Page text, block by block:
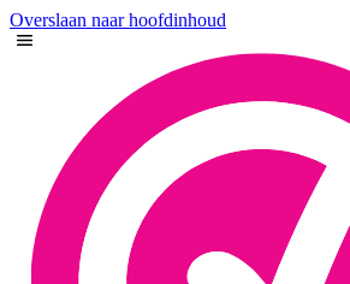
Overslaan naar hoofdinhoud